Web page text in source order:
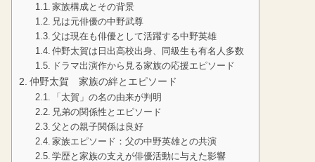
家族構成とその背景
兄は元俳優の中野武尊
父は現在も俳優として活躍する中野英雄
仲野太賀は日出高校出身、同級生も有名人多数
ドラマ出演作から見る家族の応援エピソード
仲野太賀 家族の絆とエピソード
「太賀」の名の由来が判明
兄弟の関係性とエピソード
父との親子関係は良好
家族エピソード：父の中野英雄との共演
学歴と家族の支えが俳優活動に与えた影響